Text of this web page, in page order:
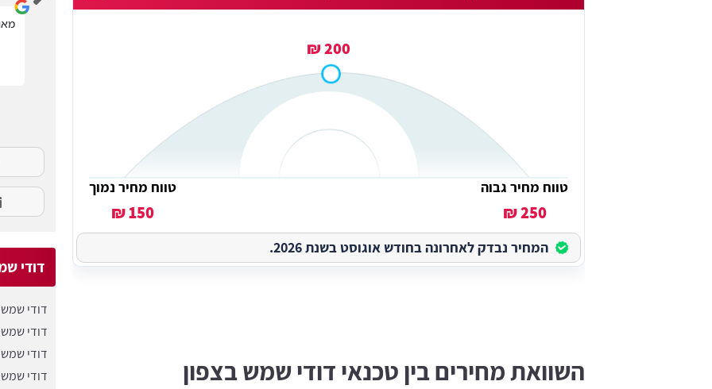
200 ₪
טווח מחיר גבוה
250 ₪
טווח מחיר נמוך
150 ₪
המחיר נבדק לאחרונה בחודש אוגוסט בשנת 2026.
השוואת מחירים בין טכנאי דודי שמש בצפון
דודי
דודי
דודי
דודי
דודי